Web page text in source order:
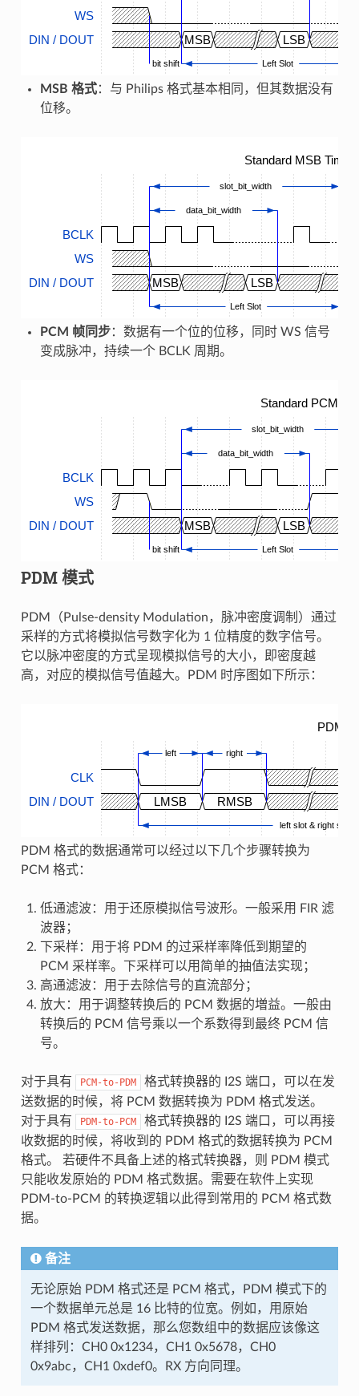
WS
DIN / DOUT
MSB LSB
bit shift Left Slot
MSB 格式：与 Philips 格式基本相同，但其数据没有
位移。
Standard MSB
BCLK
WS
DIN / DOUT
MSB LSB
slot_bit_width
data_bit_width
Left Slot
PCM 帧同步：数据有一个位的位移，同时 WS 信号
变成脉冲，持续一个 BCLK 周期。
Standard PCM
BCLK
WS
DIN / DOUT
MSB LSB
slot_bit_width
data_bit_width
bit shift Left Slot
PDM 模式
PDM（Pulse-density Modulation，脉冲密度调制）通过
采样的方式将模拟信号数字化为 1 位精度的数字信号。
它以脉冲密度的方式呈现模拟信号的大小，即密度越
高，对应的模拟信号值越大。PDM 时序图如下所示：
PDM
CLK
DIN / DOUT
LMSB RMSB
left right
left slot & right slot
PDM 格式的数据通常可以经过以下几个步骤转换为
PCM 格式：
低通滤波：用于还原模拟信号波形。一般采用 FIR 滤
波器；
下采样：用于将 PDM 的过采样率降低到期望的
PCM 采样率。下采样可以用简单的抽值法实现；
高通滤波：用于去除信号的直流部分；
放大：用于调整转换后的 PCM 数据的増益。一般由
转换后的 PCM 信号乘以一个系数得到最终 PCM 信
号。
对于具有 PCM-to-PDM
格式转换器的 I2S 端口，可以在发
送数据的时候，将 PCM 数据转换为 PDM 格式发送。
对于具有
PDM-to-PCM
格式转换器的 I2S 端口，可以再接
收数据的时候，将收到的 PDM 格式的数据转换为 PCM
格式。 若硬件不具备上述的格式转换器，则 PDM 模式
只能收发原始的 PDM 格式数据。需要在软件上实现
PDM-to-PCM 的转换逻辑以此得到常用的 PCM 格式数
据。
备注
无论原始 PDM 格式还是 PCM 格式，PDM 模式下的
一个数据单元总是 16 比特的位宽。例如，用原始
PDM 格式发送数据，那么您数组中的数据应该像这
样排列：CH0 0x1234，CH1 0x5678，CH0
0x9abc，CH1 0xdef0。RX 方向同理。